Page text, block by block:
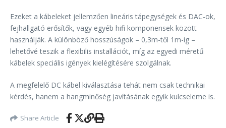
Ezeket a kábeleket jellemzően lineáris tápegységek és DAC-ok,
fejhallgató erősítők, vagy egyéb hifi komponensek között
használják. A különböző hosszúságok – 0,3m-től 1m-ig –
lehetővé teszik a flexibilis installációt, míg az egyedi méretű
kábelek speciális igények kielégítésére szolgálnak.
A megfelelő DC kábel kiválasztása tehát nem csak technikai
kérdés, hanem a hangminőség javításának egyik kulcseleme is.
Share Article